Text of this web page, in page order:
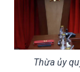
Thừa ủy